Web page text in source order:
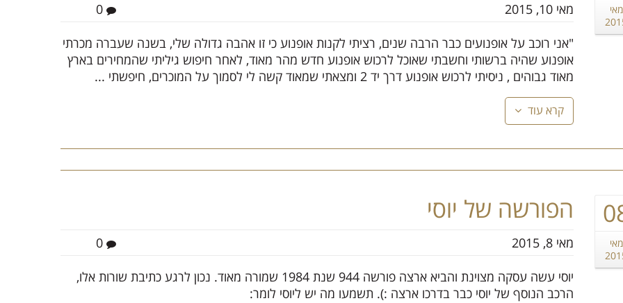
מאי
מאי 10, 2015
"אני רוכב על אופנועים כבר הרבה שנים, רציתי לקנות אופנוע כי זו אהבה גדולה שלי, בשנה שעברה מכרתי
אופנוע שהיה ברשותי וחשבתי שאוכל לרכוש אופנוע חדש מהר מאוד, לאחר חיפוש גיליתי שהמחירים בארץ
מאוד גבוהים , ניסיתי לרכוש אופנוע דרך יד 2 ומצאתי שמאוד קשה לי לסמוך על המוכרים, חיפשתי ...
קרא עוד
מאי
הפורשה של יוסי
מאי 8, 2015
יוסי עשה עסקה מצוינת והביא ארצה פורשה 944 שנת 1984 שמורה מאוד. נכון לרגע כתיבת שורות אלו,
הרכב הנוסף של יוסי כבר בדרכו ארצה :). תשמעו מה יש ליוסי לומר: